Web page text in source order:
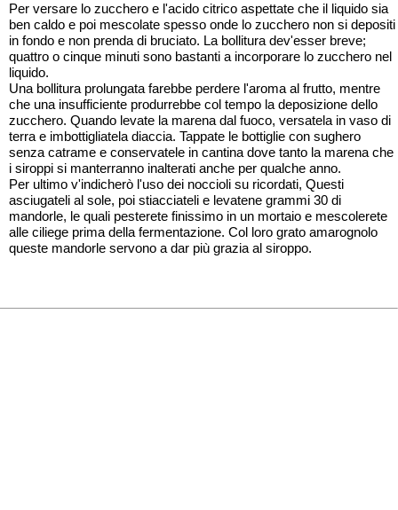
Per versare lo zucchero e l'acido citrico aspettate che il liquido sia
ben caldo e poi mescolate spesso onde lo zucchero non si depositi
in fondo e non prenda di bruciato. La bollitura dev'esser breve;
quattro o cinque minuti sono bastanti a incorporare lo zucchero nel
liquido.
Una bollitura prolungata farebbe perdere l'aroma al frutto, mentre
che una insufficiente produrrebbe col tempo la deposizione dello
zucchero. Quando levate la marena dal fuoco, versatela in vaso di
terra e imbottigliatela diaccia. Tappate le bottiglie con sughero
senza catrame e conservatele in cantina dove tanto la marena che
i siroppi si manterranno inalterati anche per qualche anno.
Per ultimo v'indicherò l'uso dei noccioli su ricordati, Questi
asciugateli al sole, poi stiacciateli e levatene grammi 30 di
mandorle, le quali pesterete finissimo in un mortaio e mescolerete
alle ciliege prima della fermentazione. Col loro grato amarognolo
queste mandorle servono a dar più grazia al siroppo.